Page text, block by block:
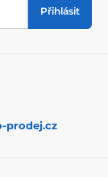
Přihlásit
prodej.cz